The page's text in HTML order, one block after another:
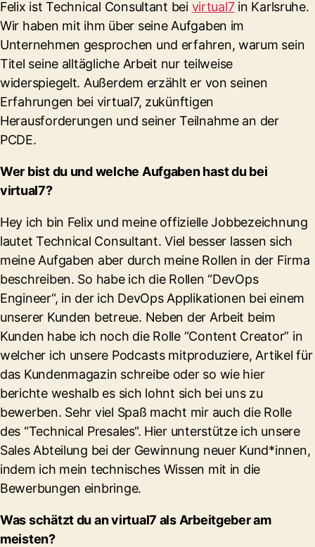
Felix ist Technical Consultant bei virtual7in Karlsruhe.
Wir haben mit ihm über seine Aufgaben im
Unternehmen gesprochen und erfahren, warum sein
Titel seine alltägliche Arbeit nur teilweise
widerspiegelt. Außerdem erzählt er von seinen
Erfahrungen bei virtual7, zukünftigen
Herausforderungen und seiner Teilnahme an der
PCDE.
Wer bist du und welche Aufgaben hast du bei
virtual7?
Hey ich bin Felix und meine offizielle Jobbezeichnung
lautet Technical Consultant. Viel besser lassen sich
meine Aufgaben aber durch meine Rollen in der Firma
beschreiben. So habe ich die Rollen “DevOps
Engineer“, in der ich DevOps Applikationen bei einem
unserer Kunden betreue. Neben der Arbeit beim
Kunden habe ich noch die Rolle “Content Creator” in
welcher ich unsere Podcasts mitproduziere, Artikel für
das Kundenmagazin schreibe oder so wie hier
berichte weshalb es sich lohnt sich bei uns zu
bewerben. Sehr viel Spaß macht mir auch die Rolle
des “Technical Presales“. Hier unterstütze ich unsere
Sales Abteilung bei der Gewinnung neuer Kund*innen,
indem ich mein technisches Wissen mit in die
Bewerbungen einbringe.
Was schätzt du an virtual7 als Arbeitgeber am
meisten?